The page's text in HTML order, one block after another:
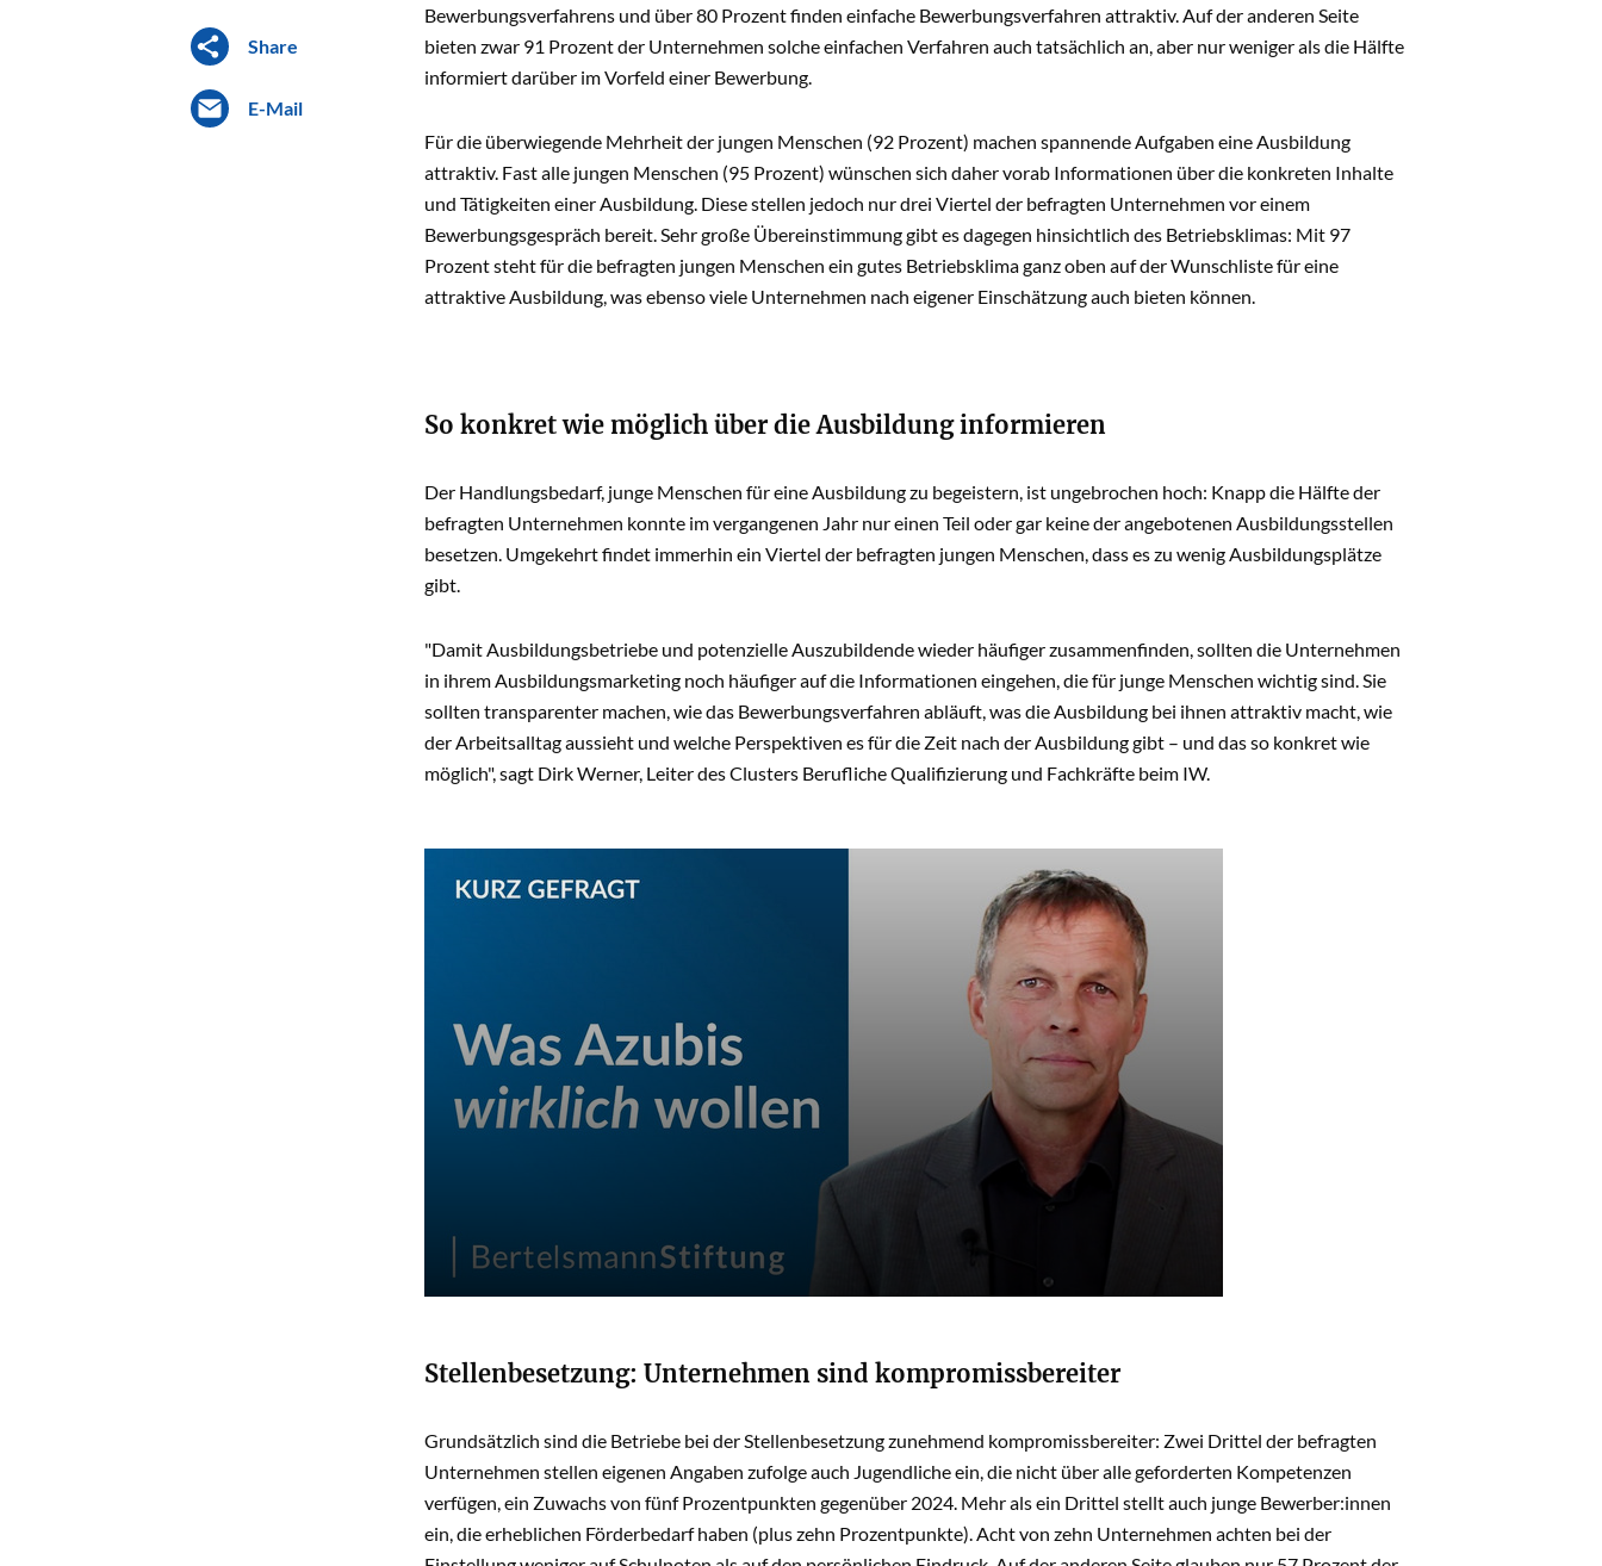
Share
E-Mail
Bewerbungsverfahrens und über 80 Prozent finden einfache Bewerbungsverfahren attraktiv. Auf der anderen Seite
bieten zwar 91 Prozent der Unternehmen solche einfachen Verfahren auch tatsächlich an, aber nur weniger als die Hälfte
informiert darüber im Vorfeld einer Bewerbung.
Für die überwiegende Mehrheit der jungen Menschen (92 Prozent) machen spannende Aufgaben eine Ausbildung
attraktiv. Fast alle jungen Menschen (95 Prozent) wünschen sich daher vorab Informationen über die konkreten Inhalte
und Tätigkeiten einer Ausbildung. Diese stellen jedoch nur drei Viertel der befragten Unternehmen vor einem
Bewerbungsgespräch bereit. Sehr große Übereinstimmung gibt es dagegen hinsichtlich des Betriebsklimas: Mit 97
Prozent steht für die befragten jungen Menschen ein gutes Betriebsklima ganz oben auf der Wunschliste für eine
attraktive Ausbildung, was ebenso viele Unternehmen nach eigener Einschätzung auch bieten können.
So konkret wie möglich über die Ausbildung informieren
Der Handlungsbedarf, junge Menschen für eine Ausbildung zu begeistern, ist ungebrochen hoch: Knapp die Hälfte der
befragten Unternehmen konnte im vergangenen Jahr nur einen Teil oder gar keine der angebotenen Ausbildungsstellen
besetzen. Umgekehrt findet immerhin ein Viertel der befragten jungen Menschen, dass es zu wenig Ausbildungsplätze
gibt.
"Damit Ausbildungsbetriebe und potenzielle Auszubildende wieder häufiger zusammenfinden, sollten die Unternehmen
in ihrem Ausbildungsmarketing noch häufiger auf die Informationen eingehen, die für junge Menschen wichtig sind. Sie
sollten transparenter machen, wie das Bewerbungsverfahren abläuft, was die Ausbildung bei ihnen attraktiv macht, wie
der Arbeitsalltag aussieht und welche Perspektiven es für die Zeit nach der Ausbildung gibt – und das so konkret wie
möglich", sagt Dirk Werner, Leiter des Clusters Berufliche Qualifizierung und Fachkräfte beim IW.
Stellenbesetzung: Unternehmen sind kompromissbereiter
Grundsätzlich sind die Betriebe bei der Stellenbesetzung zunehmend kompromissbereiter: Zwei Drittel der befragten
Unternehmen stellen eigenen Angaben zufolge auch Jugendliche ein, die nicht über alle geforderten Kompetenzen
verfügen, ein Zuwachs von fünf Prozentpunkten gegenüber 2024. Mehr als ein Drittel stellt auch junge Bewerber:innen
ein, die erheblichen Förderbedarf haben (plus zehn Prozentpunkte). Acht von zehn Unternehmen achten bei der